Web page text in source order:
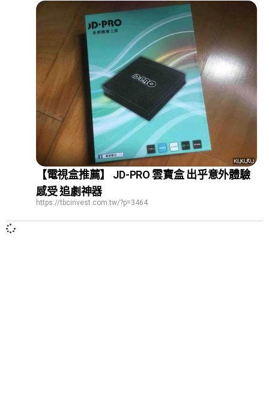
【電視盒推薦】 JD-PRO 雲寶盒 出乎意外體驗
感受 追劇神器
https://tbcinvest.com.tw/?p=3464